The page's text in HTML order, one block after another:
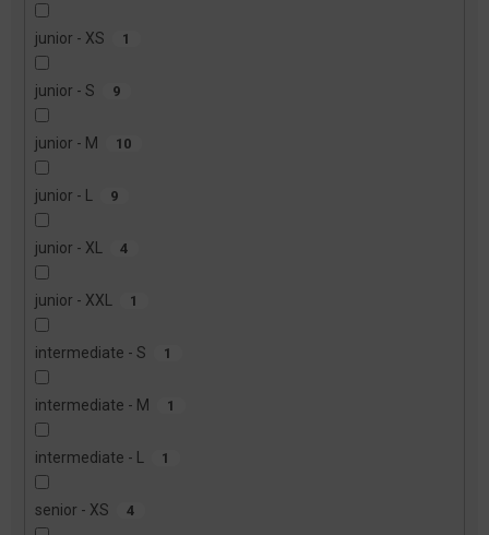
junior - XS 1
junior - S 9
junior - M 10
junior - L 9
junior - XL 4
junior - XXL 1
intermediate - S 1
intermediate - M 1
intermediate - L 1
senior - XS 4